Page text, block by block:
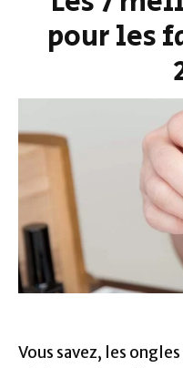
pour les
Vous savez, les